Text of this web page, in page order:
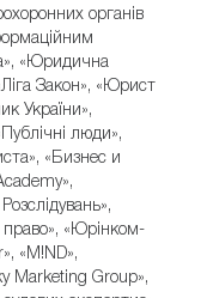
органів
«Юридична
Закон», «Юрист
України»,
люди»,
«Бизнес и
право», «Юрінком-
«M!ND»,
Marketing Group»,